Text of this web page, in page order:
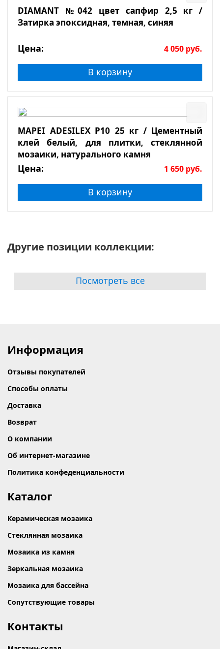
DIAMANT №042 цвет сапфир 2,5 кг /
Затирка эпоксидная, темная, синяя
Цена: 4 050 руб.
В корзину
MAPEI ADESILEX P10 25 кг / Цементный
клей белый, для плитки, стеклянной
мозаики, натурального камня
Цена: 1 650 руб.
В корзину
Другие позиции коллекции:
Посмотреть все
Информация
Отзывы покупателей
Способы оплаты
Доставка
Возврат
О компании
Об интернет-магазине
Политика конфеденциальности
Каталог
Керамическая мозаика
Стеклянная мозаика
Мозаика из камня
Зеркальная мозаика
Мозаика для бассейна
Сопутствующие товары
Контакты